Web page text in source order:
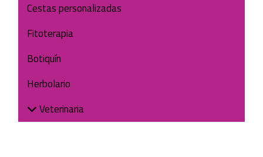
Cestas personalizadas
Fitoterapia
Botiquín
Herbolario
Veterinaria